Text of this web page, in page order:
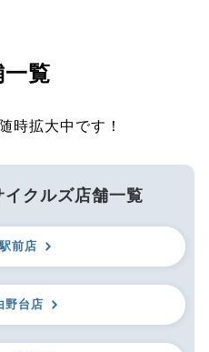
一覧
時拡大中です！
クルズ店舗一覧
前店
野台店